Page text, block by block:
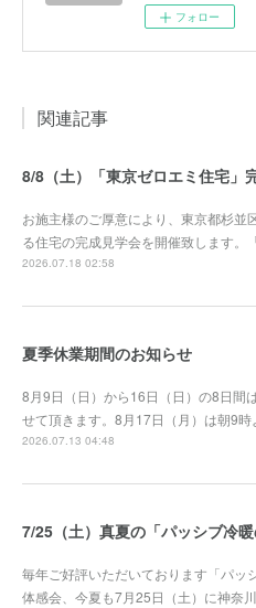
フォロー
関連記事
8/8（土）「東京ゼロエミ住宅」
お施主様のご厚意により、東京都杉並
る住宅の完成見学会を開催致します。
2026.07.18 02:58
夏季休業期間のお知らせ
8月9日（日）から16日（日）の8日間
せて頂きます。8月17日（月）は朝9時
2026.07.13 04:48
毎年ご好評いただいております「パッ
体感会、今夏も7月25日（土）に神奈